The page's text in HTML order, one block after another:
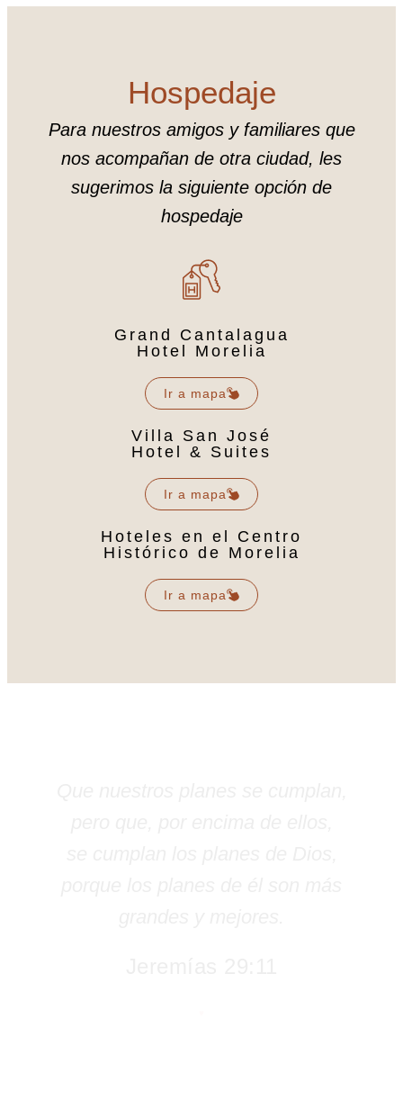
Hospedaje
Para nuestros amigos y familiares que
nos acompañan de otra ciudad, les
sugerimos la siguiente opción de
hospedaje
Grand Cantalagua
Hotel Morelia
Ir a mapa
Villa San José
Hotel & Suites
Ir a mapa
Hoteles en el Centro
Histórico de Morelia
Ir a mapa